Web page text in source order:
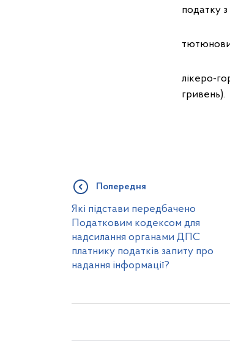
податку
лікеро-
гривень).
Попередня
Які підстави передбачено
Податковим кодексом для
надсилання органами ДПС
платнику податків запиту про
надання інформації?